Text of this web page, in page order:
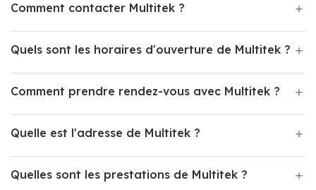
Comment contacter Multitek ?
Quels sont les horaires d'ouverture de Multitek ?
Comment prendre rendez-vous avec Multitek ?
Quelle est l'adresse de Multitek ?
Quelles sont les prestations de Multitek ?